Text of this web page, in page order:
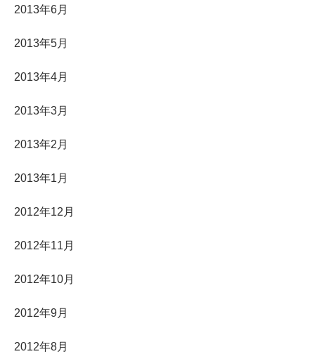
2013年6月
2013年5月
2013年4月
2013年3月
2013年2月
2013年1月
2012年12月
2012年11月
2012年10月
2012年9月
2012年8月